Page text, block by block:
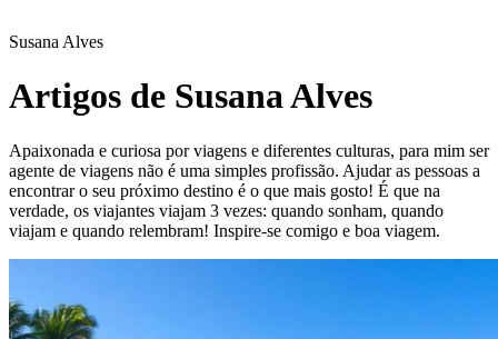
Susana Alves
Artigos de Susana Alves
Apaixonada e curiosa por viagens e diferentes culturas, para mim ser
agente de viagens não é uma simples profissão. Ajudar as pessoas a
encontrar o seu próximo destino é o que mais gosto! É que na
verdade, os viajantes viajam 3 vezes: quando sonham, quando
viajam e quando relembram! Inspire-se comigo e boa viagem.